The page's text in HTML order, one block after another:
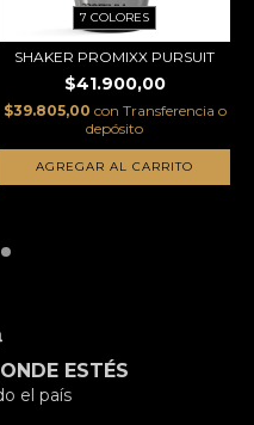
7 COLORES
SHAKER PROMIXX PURSUIT
$41.900,00
$39.805,00 con Transferencia o
depósito
AGREGAR AL CARRITO
ESTÉS
el país